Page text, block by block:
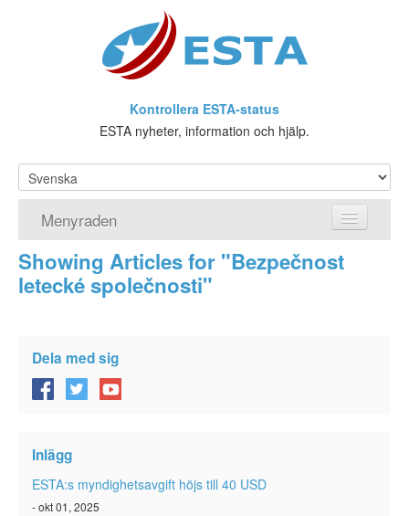
Kontrollera ESTA-status
ESTA nyheter, information och hjälp.
Menyraden
Hemsida
ESTA Ansökan
Viseringsundantag
ESTA Artiklar
Kontakta
Showing Articles for "Bezpečnost
letecké společnosti"
Dela med sig
Inlägg
ESTA:s myndighetsavgift höjs till 40 USD
- okt 01, 2025